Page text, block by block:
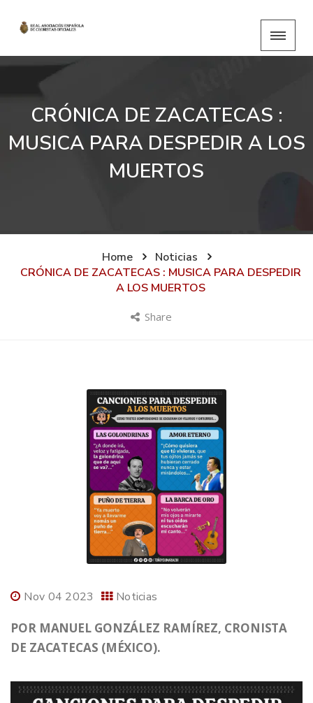
CRÓNICA DE ZACATECAS :
MUSICA PARA DESPEDIR A LOS
MUERTOS
Home
Noticias
CRÓNICA DE ZACATECAS : MUSICA PARA DESPEDIR
A LOS MUERTOS
Share
Nov 04 2023 Noticias
POR MANUEL GONZÁLEZ RAMÍREZ, CRONISTA
DE ZACATECAS (MÉXICO).